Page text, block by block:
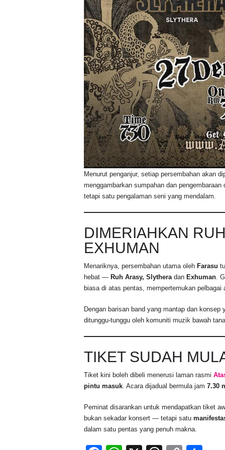
Menurut penganjur, setiap persembahan akan
menggambarkan sumpahan dan
tetapi satu pengalaman seni yang mendalam.
DIMERIAHKAN
EXHUMAN
Menariknya, persembahan utama oleh Farasu
hebat — Ruh Arasy, Slythera dan Exhuman .
biasa di atas pentas, mempertemukan pelbagai
Dengan barisan band yang mantap dan
ditunggu-tunggu oleh komuniti muzik bawah
TIKET SUDAH
Tiket kini boleh dibeli menerusi laman rasmi
pintu masuk . Acara dijadual bermula jam 7.30
Peminat disarankan untuk mendapatkan tiket
bukan sekadar konsert — tetapi satu
dalam satu pentas yang penuh makna.